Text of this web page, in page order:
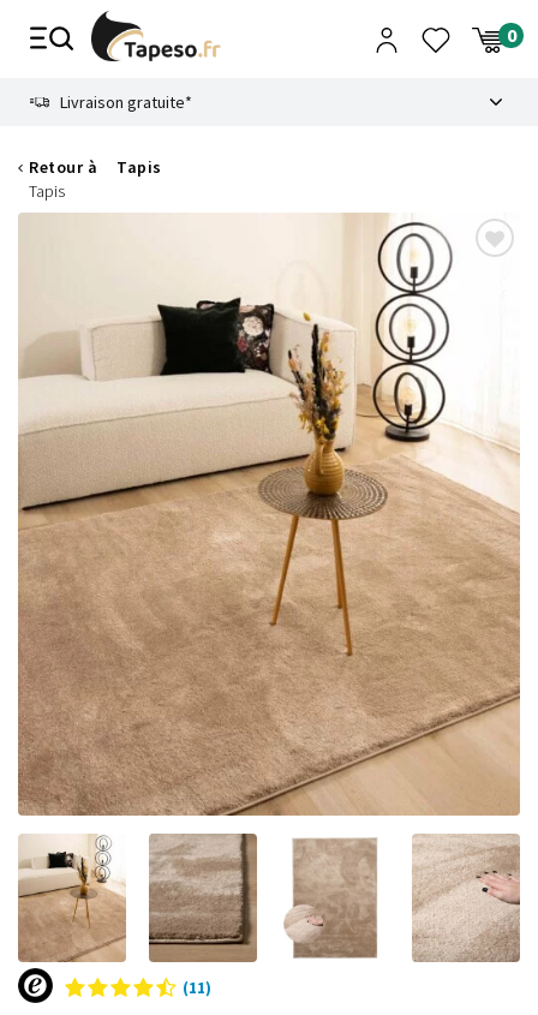
Livraison gratuite*
Retour à
Tapis
Tapis
(11)